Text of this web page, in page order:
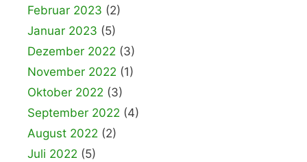
Februar 2023 (2)
Januar 2023 (5)
Dezember 2022 (3)
November 2022 (1)
Oktober 2022 (3)
September 2022 (4)
August 2022 (2)
Juli 2022 (5)